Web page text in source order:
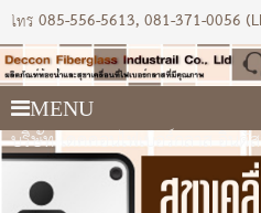
โทร 085-556-5613 081-371-0056
MENU
บริษัท เดคคอนไฟเบอร์กลาส อินดั